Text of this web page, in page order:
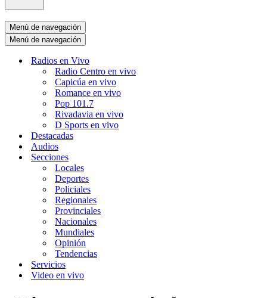
Menú de navegación
Menú de navegación
Radios en Vivo
Radio Centro en vivo
Capicúa en vivo
Romance en vivo
Pop 101.7
Rivadavia en vivo
D Sports en vivo
Destacadas
Audios
Secciones
Locales
Deportes
Policiales
Regionales
Provinciales
Nacionales
Mundiales
Opinión
Tendencias
Servicios
Video en vivo